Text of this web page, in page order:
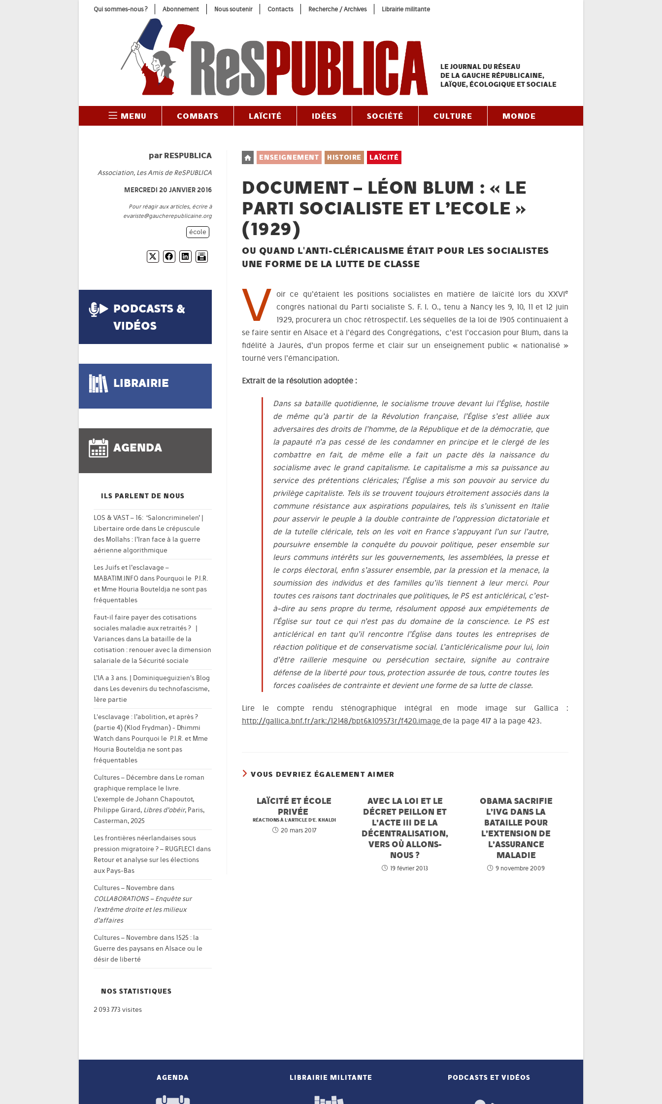
Qui sommes-nous ? Abonnement Nous soutenir Contacts Recherche / Archives Librairie militante
LE JOURNAL DU RÉSEAU
DE LA GAUCHE RÉPUBLICAINE,
LAÏQUE, ÉCOLOGIQUE ET SOCIALE
MENU COMBATS LAÏCITÉ IDÉES SOCIÉTÉ CULTURE MONDE
Post
category:
ENSEIGNEMENT HISTOIRE LAÏCITÉ
DOCUMENT – LÉON BLUM : « LE
PARTI SOCIALISTE ET L’ECOLE »
(1929)
OU QUAND L'ANTI-CLÉRICALISME ÉTAIT POUR LES SOCIALISTES
UNE FORME DE LA LUTTE DE CLASSE
V oir ce qu’étaient les positions socialistes en matière de laïcité lors du XXVIe
congrès national du Parti socialiste S. F. I. O., tenu à Nancy les 9, 10, 11 et 12 juin
1929, procurera un choc rétrospectif. Les séquelles de la loi de 1905 continuaient à
se faire sentir en Alsace et à l’égard des Congrégations, c’est l’occasion pour Blum, dans la
fidélité à Jaurès, d’un propos ferme et clair sur un enseignement public « nationalisé »
tourné vers l’émancipation.
Extrait de la résolution adoptée :
Dans sa bataille quotidienne, le socialisme trouve devant lui l’Église, hostile
de même qu’à partir de la Révolution française, l’Église s’est alliée aux
adversaires des droits de l’homme, de la République et de la démocratie, que
la papauté n’a pas cessé de les condamner en principe et le clergé de les
combattre en fait, de même elle a fait un pacte dès la naissance du
socialisme avec le grand capitalisme. Le capitalisme a mis sa puissance au
service des prétentions cléricales; l’Église a mis son pouvoir au service du
privilège capitaliste. Tels ils se trouvent toujours étroitement associés dans la
commune résistance aux aspirations populaires, tels ils s’unissent en Italie
pour asservir le peuple à la double contrainte de l’oppression dictatoriale et
de la tutelle cléricale, tels on les voit en France s’appuyant l’un sur l’autre,
poursuivre ensemble la conquête du pouvoir politique, peser ensemble sur
leurs communs intérêts sur les gouvernements, les assemblées, la presse et
le corps électoral, enfin s’assurer ensemble, par la pression et la menace, la
soumission des individus et des familles qu’ils tiennent à leur merci. Pour
toutes ces raisons tant doctrinales que politiques, le PS est anticlérical, c’est-
à-dire au sens propre du terme, résolument opposé aux empiétements de
l’Église sur tout ce qui n’est pas du domaine de la conscience. Le PS est
anticlérical en tant qu’il rencontre l’Église dans toutes les entreprises de
réaction politique et de conservatisme social. L’anticléricalisme pour lui, loin
d’être raillerie mesquine ou persécution sectaire, signifie au contraire
défense de la liberté pour tous, protection assurée de tous, contre toutes les
forces coalisées de contrainte et devient une forme de sa lutte de classe.
Lire le compte rendu sténographique intégral en mode image sur Gallica :
http://gallica.bnf.fr/ark:/12148/bpt6k109573r/f420.image de la page 417 à la page 423.
VOUS DEVRIEZ ÉGALEMENT AIMER
LAÏCITÉ ET ÉCOLE
PRIVÉE
RÉACTIONS À L'ARTICLE D'E. KHALDI
20 mars 2017
AVEC LA LOI ET LE
DÉCRET PEILLON ET
L’ACTE III DE LA
DÉCENTRALISATION,
VERS OÙ ALLONS-
NOUS ?
19 février 2013
OBAMA SACRIFIE
L’IVG DANS LA
BATAILLE POUR
L’EXTENSION DE
L’ASSURANCE
MALADIE
9 novembre 2009
par RESPUBLICA
Association, Les Amis de ReSPUBLICA
MERCREDI 20 JANVIER 2016
Pour réagir aux articles, écrire à
evariste@gaucherepublicaine.org
école
PODCASTS &
VIDÉOS
LIBRAIRIE
AGENDA
ILS PARLENT DE NOUS
LOS & VAST – 16: ‘Saloncriminelen’ |
Libertaire orde dans Le crépuscule
des Mollahs : l’Iran face à la guerre
aérienne algorithmique
Les Juifs et l’esclavage –
MABATIM.INFO dans Pourquoi le P.I.R.
et Mme Houria Bouteldja ne sont pas
fréquentables
Faut-il faire payer des cotisations
sociales maladie aux retraités ? |
Variancesdans La bataille de la
cotisation : renouer avec la dimension
salariale de la Sécurité sociale
L’IA a 3 ans. | Dominiqueguizien's Blog
dans Les devenirs du technofascisme,
1ère partie
L'esclavage : l’abolition, et après ?
(partie 4) (Klod Frydman) - Dhimmi
Watch dans Pourquoi le P.I.R. et Mme
Houria Bouteldja ne sont pas
fréquentables
Cultures – Décembre dans Le roman
graphique remplace le livre.
L’exemple de Johann Chapoutot,
Philippe Girard, Libres d’obéir, Paris,
Casterman, 2025
Les frontières néerlandaises sous
pression migratoire ? – RUGFLEC1 dans
Retour et analyse sur les élections
aux Pays-Bas
Cultures – Novembre dans
COLLABORATIONS – Enquête sur
l’extrême droite et les milieux
d’affaires
Cultures – Novembre dans 1525 : la
Guerre des paysans en Alsace ou le
désir de liberté
NOS STATISTIQUES
2 093 773 visites
AGENDA LIBRAIRIE MILITANTE PODCASTS ET VIDÉOS